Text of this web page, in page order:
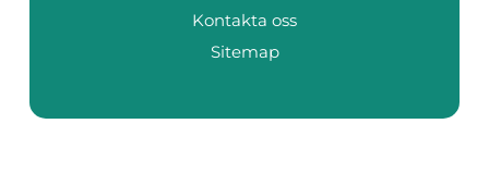
Kontakta oss
Sitemap